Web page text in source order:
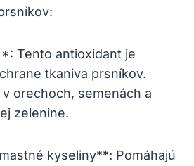
Tento antioxidant je
tkaniva prsníkov.
v orechoch, semenách a
zelenine.
kyseliny**: Pomáhajú